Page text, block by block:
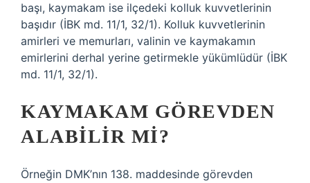
başı, kaymakam ise ilçedeki kolluk kuvvetlerinin
başıdır (İBK md. 11/1, 32/1). Kolluk kuvvetlerinin
amirleri ve memurları, valinin ve kaymakamın
emirlerini derhal yerine getirmekle yükümlüdür (İBK
md. 11/1, 32/1).
KAYMAKAM GÖREVDEN
ALABILIR MI?
Örneğin DMK’nın 138. maddesinde görevden